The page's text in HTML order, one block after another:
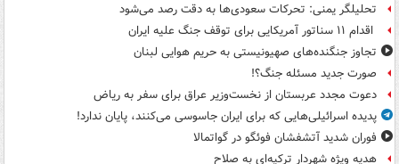
تحلیلگر یمنی: تحرکات سعودی‌ها به دقت رصد می‌شود
اقدام ۱۱ سناتور آمریکایی برای توقف جنگ علیه ایران
تجاوز جنگنده‌های صهیونیستی به حریم هوایی لبنان
صورت جدید مسئله جنگ؟!
دعوت مجدد عربستان از نخست‌وزیر عراق برای سفر به ریاض
پدیده اسرائیلی‌هایی که برای ایران جاسوسی می‌کنند، پایان ندارد!
فوران شدید آتشفشان فوئگو در گواتمالا
هدیه ویژه شهردار ترکیه‌ای به صلاح